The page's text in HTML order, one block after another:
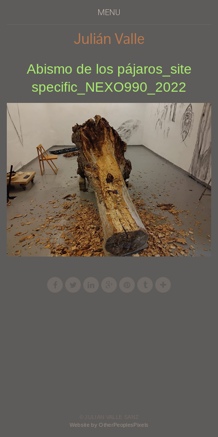
MENU
Julián Valle
Abismo de los pájaros_site
specific_NEXO990_2022
© JULIAN VALLE SANZ
Website by OtherPeoplesPixels